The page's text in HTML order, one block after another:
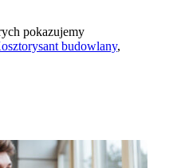
pokazujemy
budowlany,